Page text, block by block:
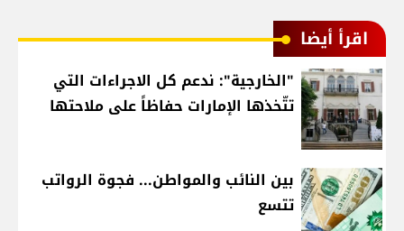
اقرأ أيضا
"الخارجية": ندعم كل الاجراءات التي
تتّخذها الإمارات حفاظاً على ملاحتها
بين النائب والمواطن... فجوة الرواتب
تتسع